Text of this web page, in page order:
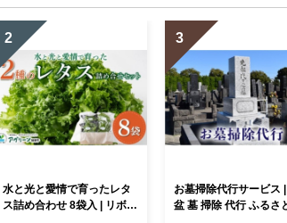
2
水と光と愛情で育ったレタ
ス詰め合わせ 8袋入 | リボン
3
お墓掃除代行サービス
盆 墓 掃除 代行 ふるさ